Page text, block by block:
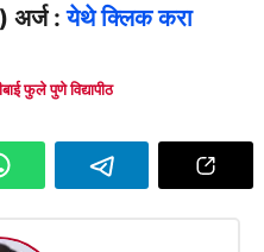
अर्ज :येथे क्लिक करा
फुले पुणे विद्यापीठ